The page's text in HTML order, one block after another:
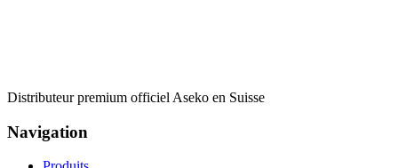
Distributeur premium officiel Aseko en Suisse
Navigation